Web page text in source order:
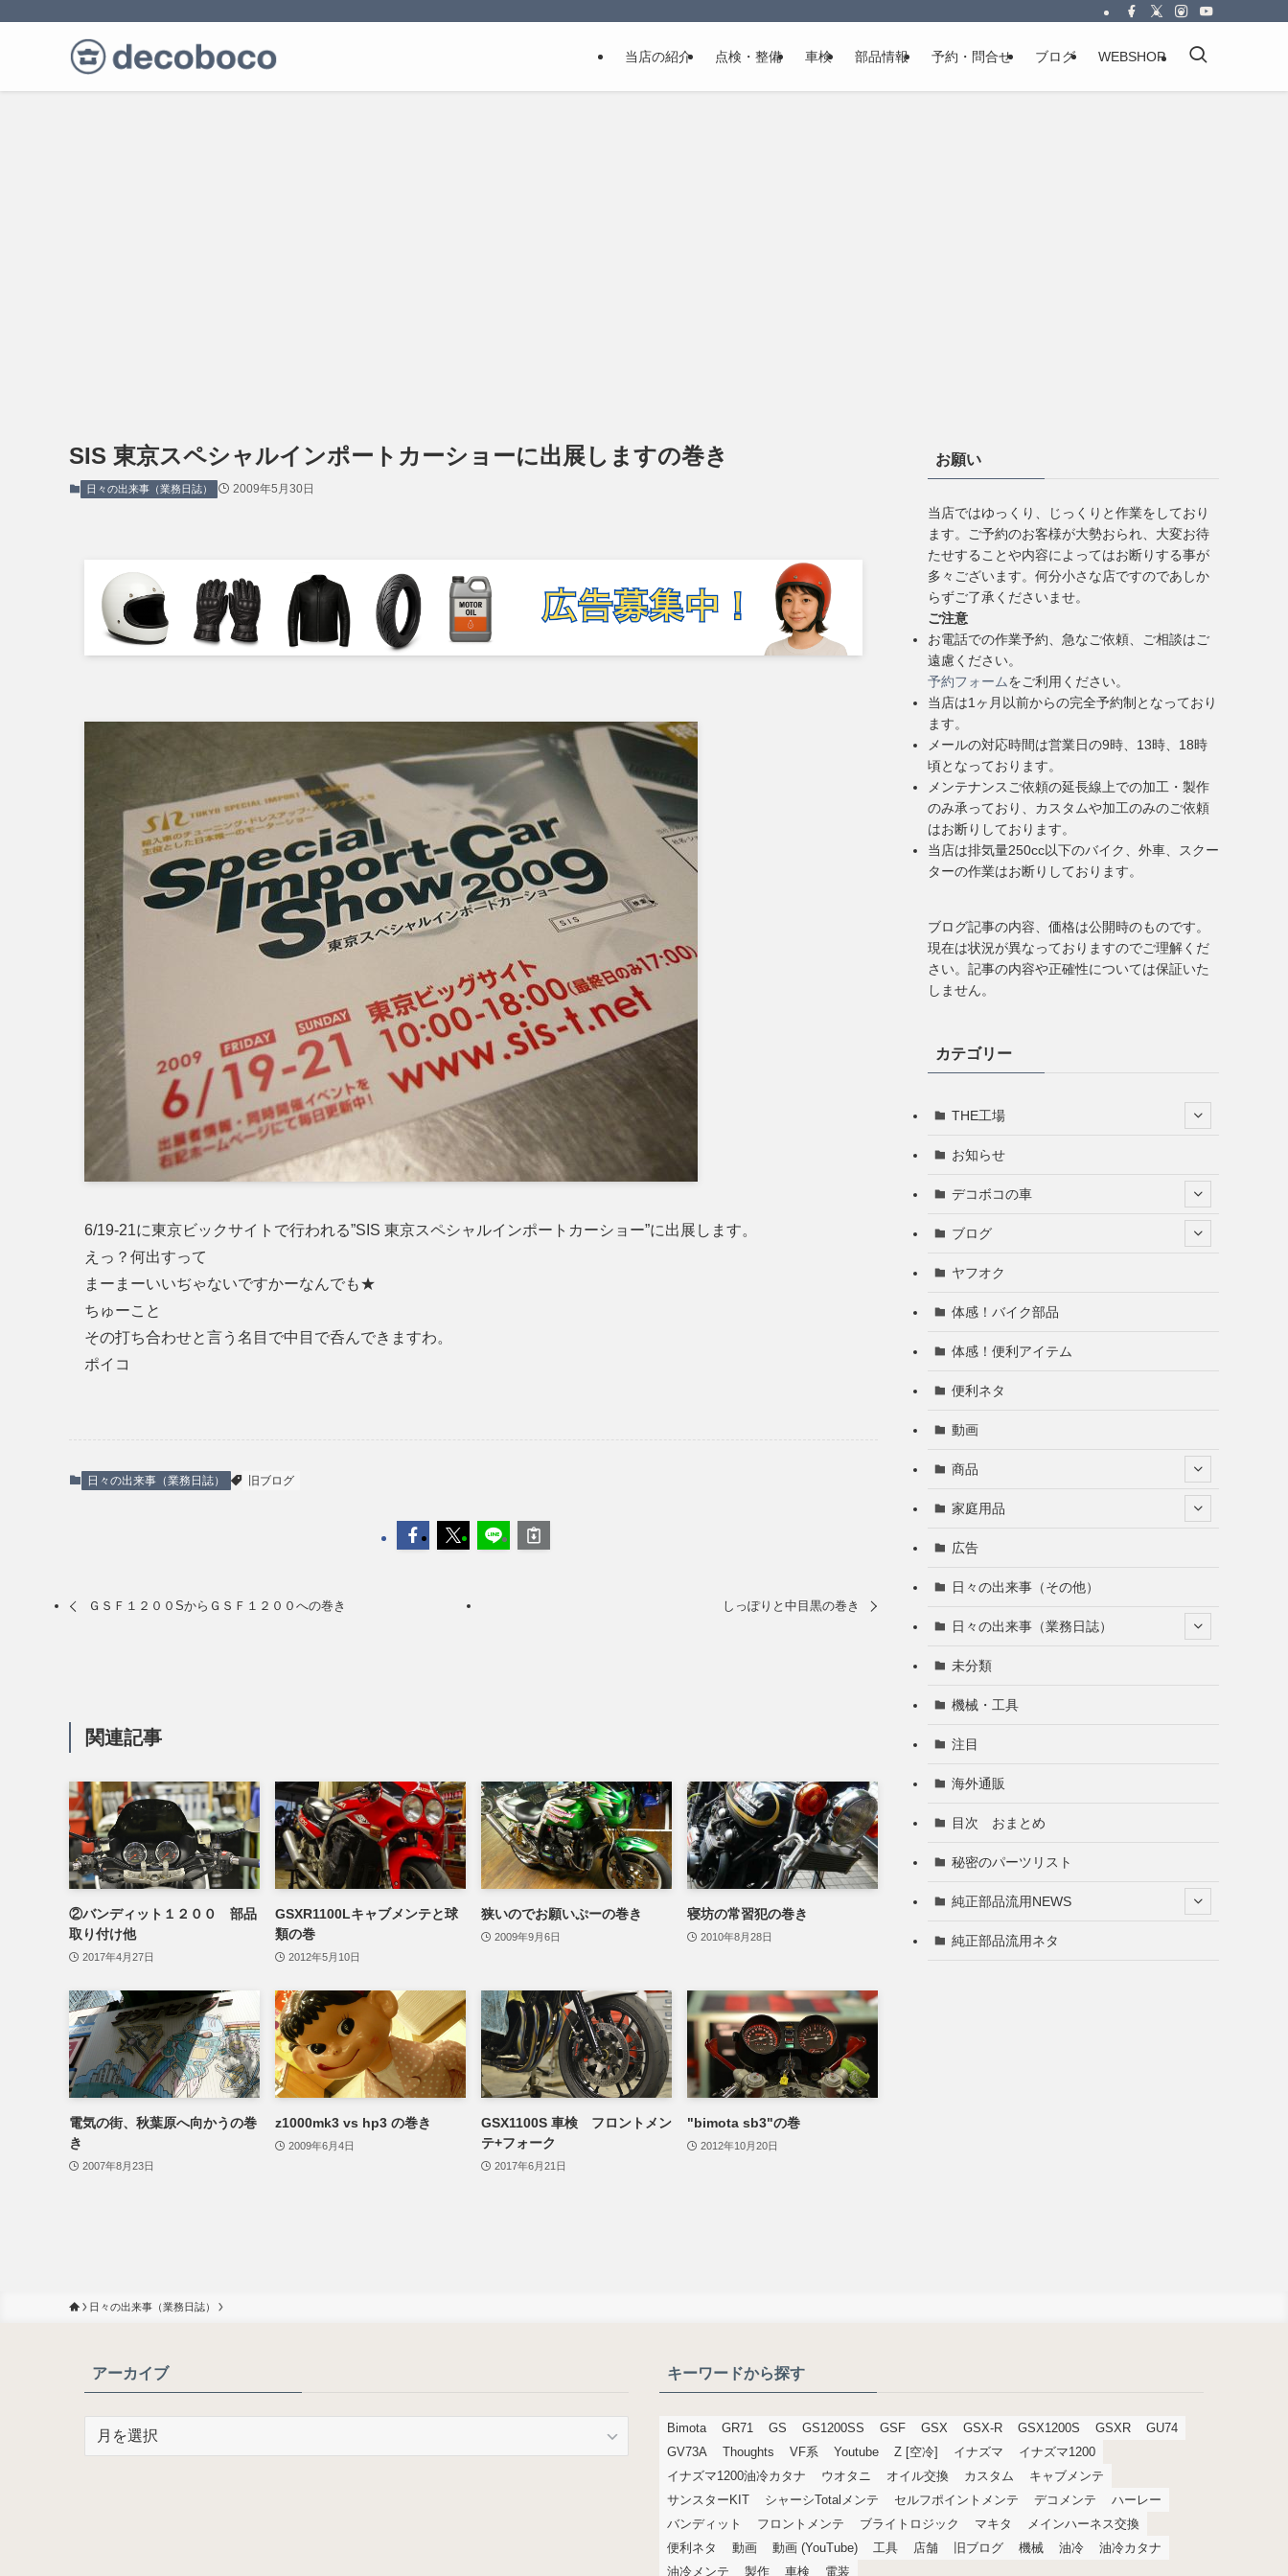
当店の紹介 点検・整備 車検 部品情報 予約・問合せ ブログ WEBSHOP
SIS 東京スペシャルインポートカーショーに出展しますの巻き
日々の出来事（業務日誌） 2009年5月30日
6/19-21に東京ビックサイトで行われる”SIS 東京スペシャルインポートカーショー”に出展します。
えっ？何出すって
まーまーいいぢゃないですかーなんでも★
ちゅーこと
その打ち合わせと言う名目で中目で呑んできますわ。
ポイコ
日々の出来事（業務日誌） 旧ブログ
ＧＳＦ１２００SからＧＳＦ１２００への巻き しっぽりと中目黒の巻き
関連記事
②バンディット１２００ 部品
取り付け他
2017年4月27日
GSXR1100Lキャブメンテと球
類の巻
2012年5月10日
狭いのでお願いぷーの巻き
2009年9月6日
寝坊の常習犯の巻き
2010年8月28日
電気の街、秋葉原へ向かうの巻
き
2007年8月23日
z1000mk3 vs hp3 の巻き
2009年6月4日
GSX1100S 車検 フロントメン
テ+フォーク
2017年6月21日
"bimota sb3"の巻
2012年10月20日
お願い
当店ではゆっくり、じっくりと作業をしており
ます。ご予約のお客様が大勢おられ、大変お待
たせすることや内容によってはお断りする事が
多々ございます。何分小さな店ですのであしか
らずご了承くださいませ。
ご注意
お電話での作業予約、急なご依頼、ご相談はご
遠慮ください。
予約フォームをご利用ください。
当店は1ヶ月以前からの完全予約制となっており
ます。
メールの対応時間は営業日の9時、13時、18時
頃となっております。
メンテナンスご依頼の延長線上での加工・製作
のみ承っており、カスタムや加工のみのご依頼
はお断りしております。
当店は排気量250cc以下のバイク、外車、スクー
ターの作業はお断りしております。
ブログ記事の内容、価格は公開時のものです。
現在は状況が異なっておりますのでご理解くだ
さい。記事の内容や正確性については保証いた
しません。
カテゴリー
THE工場
お知らせ
デコボコの車
ブログ
ヤフオク
体感！バイク部品
体感！便利アイテム
便利ネタ
動画
商品
家庭用品
広告
日々の出来事（その他）
日々の出来事（業務日誌）
未分類
機械・工具
注目
海外通販
目次 おまとめ
秘密のパーツリスト
純正部品流用NEWS
純正部品流用ネタ
日々の出来事（業務日誌）
アーカイブ キーワードから探す
Bimota GR71 GS GS1200SS GSF GSX GSX-R GSX1200S GSXR
GU74
GV73A
Thoughts VF系 Youtube Z [空冷] イナズマ
イナズマ1200
イナズマ1200油冷カタナ
ウオタニ オイル交換 カスタム
キャブメンテ
サンスターKIT
シャーシTotalメンテ セルフポイントメンテ デコメンテ
ハーレー
バンディット
フロントメンテ ブライトロジック マキタ
メインハーネス交換
便利ネタ
動画 動画 (YouTube) 工具 店舗 旧ブログ 機械 油冷
油冷カタナ
油冷メンテ
製作 車検 電装